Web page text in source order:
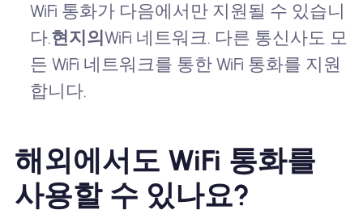
WiFi 통화가 다음에서만 지원될 수 있습니
다.현지의WiFi 네트워크. 다른 통신사도 모
든 WiFi 네트워크를 통한 WiFi 통화를 지원
합니다.
해외에서도 WiFi 통화를
사용할 수 있나요?